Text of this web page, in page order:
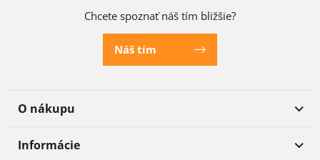
Chcete spoznať náš tím bližšie?
Náš tím
O nákupu
Informácie